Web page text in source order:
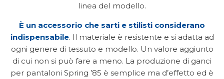
linea del modello.
È un accessorio che sarti e stilisti considerano
indispensabile. Il materiale è resistente e si adatta ad
ogni genere di tessuto e modello. Un valore aggiunto
di cui non si può fare a meno. La produzione di ganci
per pantaloni Spring ’85 è semplice ma d’effetto ed è